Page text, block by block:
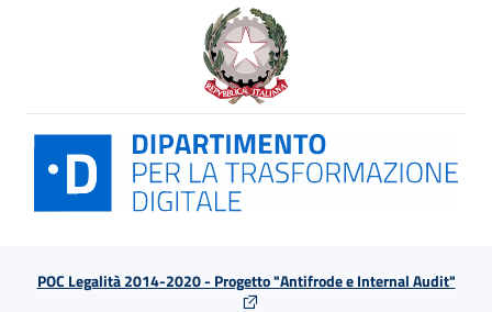
POC Legalità 2014-2020 - Progetto "Antifrode e Internal Audit"